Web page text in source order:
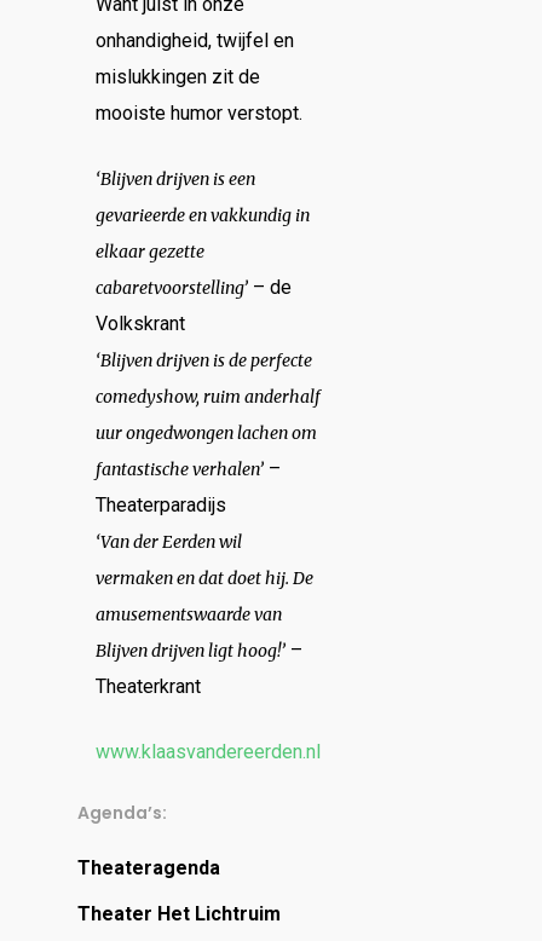
onhandigheid, twijfel en
mislukkingen zit de
mooiste humor verstopt.
‘Blijven drijven is een
gevarieerde en vakkundig in
elkaar gezette
cabaretvoorstelling’ – de
Volkskrant
‘Blijven drijven is de perfecte
comedyshow, ruim anderhalf
uur ongedwongen lachen om
fantastische verhalen’ –
Theaterparadijs
‘Van der Eerden wil
vermaken en dat doet hij. De
amusementswaarde van
Blijven drijven ligt hoog!’ –
Theaterkrant
www.klaasvandereerden.nl
Agenda’s:
Theateragenda
Theater Het Lichtruim